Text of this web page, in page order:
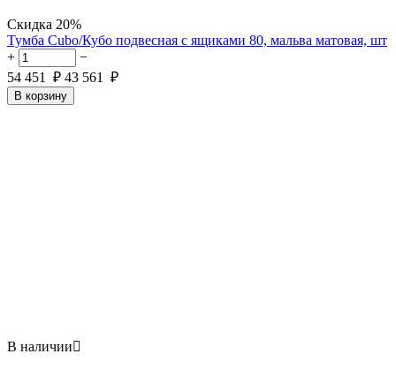
Скидка 20%
Тумба Cubo/Кубо подвесная с ящиками 80, мальва матовая, шт
+
−
54 451
₽ 43 561 ₽
В корзину
В наличии